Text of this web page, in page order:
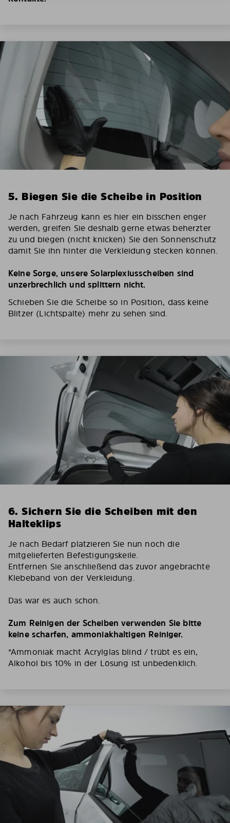
5. Biegen Sie die Scheibe in Position
Je nach Fahrzeug kann es hier ein bisschen enger
werden, greifen Sie deshalb gerne etwas beherzter
zu und biegen (nicht knicken) Sie den Sonnenschutz
damit Sie ihn hinter die Verkleidung stecken können.
Keine Sorge, unsere Solarplexiusscheiben sind
unzerbrechlich und splittern nicht.
Schieben Sie die Scheibe so in Position, dass keine
Blitzer (Lichtspalte) mehr zu sehen sind.
6. Sichern Sie die Scheiben mit den
Halteklips
Je nach Bedarf platzieren Sie nun noch die
mitgelieferten Befestigungskeile.
Entfernen Sie anschließend das zuvor angebrachte
Klebeband von der Verkleidung.
Das war es auch schon.
Zum Reinigen der Scheiben verwenden Sie bitte
keine scharfen, ammoniakhaltigen Reiniger.
*Ammoniak macht Acrylglas blind / trübt es ein,
Alkohol bis 10% in der Lösung ist unbedenklich.